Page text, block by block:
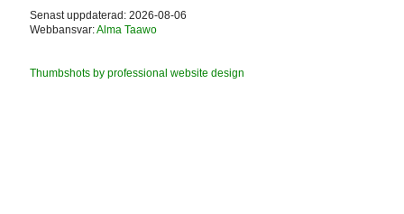
Senast uppdaterad: 2026-08-06
Webbansvar:Alma Taawo
Thumbshots by professional website design